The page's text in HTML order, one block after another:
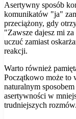
Asertywny sposób
komunikatów "ja"
przeciążony, gdy
"Zawsze dajesz mi
uczuć zamiast
reakcji.
Warto również
Początkowo może to
naturalnym
asertywności w
trudniejszych rozmów.